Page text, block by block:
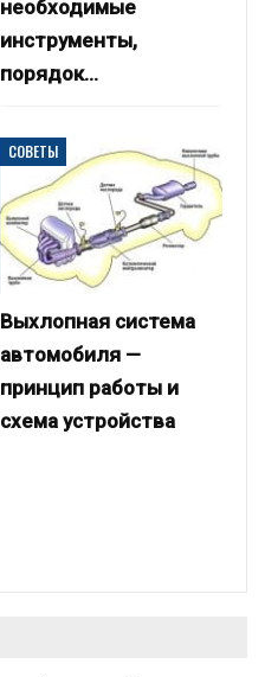
необходимые
инструменты,
порядок…
СОВЕТЫ
Выхлопная система
автомобиля —
принцип работы и
схема устройства